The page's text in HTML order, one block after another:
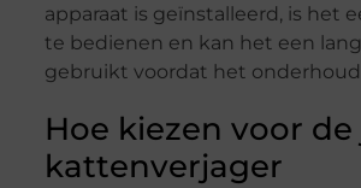
apparaat is geïnstalleerd, is het
te bedienen en kan het een
gebruikt voordat het onderhoud
Hoe kiezen voor
kattenverjager